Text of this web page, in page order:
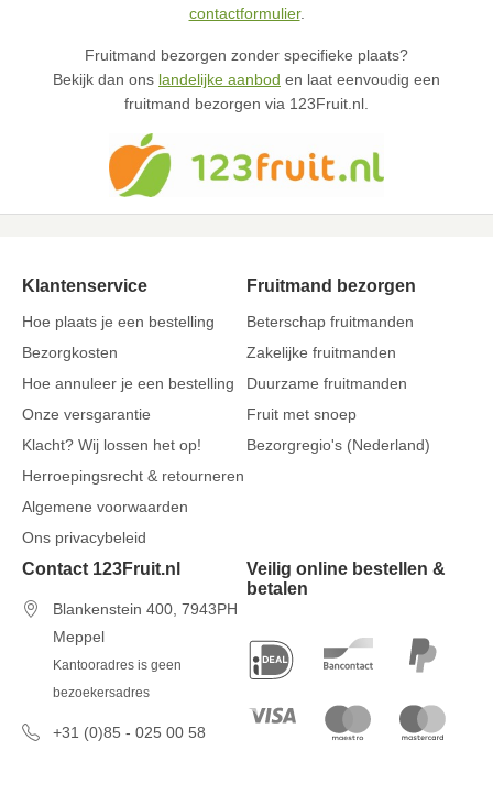
contactformulier.
Fruitmand bezorgen zonder specifieke plaats?
Bekijk dan ons landelijke aanbod en laat eenvoudig een
fruitmand bezorgen via 123Fruit.nl.
Klantenservice
Hoe plaats je een bestelling
Bezorgkosten
Hoe annuleer je een bestelling
Onze versgarantie
Klacht? Wij lossen het op!
Herroepingsrecht & retourneren
Algemene voorwaarden
Ons privacybeleid
Fruitmand bezorgen
Beterschap fruitmanden
Zakelijke fruitmanden
Duurzame fruitmanden
Fruit met snoep
Bezorgregio's (Nederland)
Contact 123Fruit.nl
Blankenstein 400, 7943PH
Meppel
Kantooradres is geen
bezoekersadres
+31 (0)85 - 025 00 58
Veilig online bestellen &
betalen